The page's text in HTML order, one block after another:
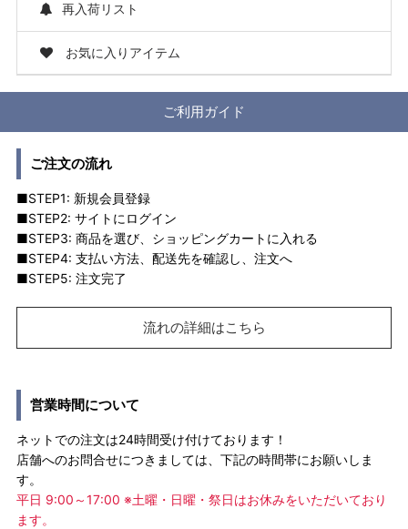
再入荷リスト
お気に入りアイテム
ご利用ガイド
ご注文の流れ
■STEP1: 新規会員登録
■STEP2: サイトにログイン
■STEP3: 商品を選び、ショッピングカートに入れる
■STEP4: 支払い方法、配送先を確認し、注文へ
■STEP5: 注文完了
流れの詳細はこちら
営業時間について
ネットでの注文は24時間受け付けております！
店舗へのお問合せにつきましては、下記の時間帯にお願いしま
す。
平日 9:00～17:00 ※土曜・日曜・祭日はお休みをいただいており
ます。